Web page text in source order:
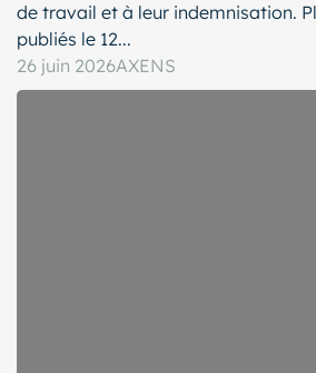
de travail et à leur indemnisation.
publiés le 12...
26 juin 2026AXENS